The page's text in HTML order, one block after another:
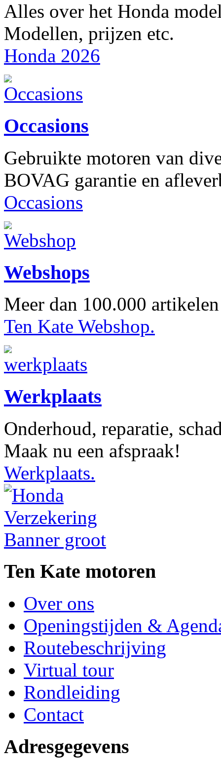
Alles over het Honda
Modellen, prijzen etc.
Honda 2026
Occasions
Gebruikte motoren van
BOVAG garantie en
Occasions
Webshops
Meer dan 100.000
Ten Kate Webshop.
Werkplaats
Onderhoud, reparatie,
Maak nu een afspraak!
Werkplaats.
Ten Kate motoren
Over ons
Openingstijden &
Routebeschrijving
Virtual tour
Rondleiding
Contact
Adresgegevens